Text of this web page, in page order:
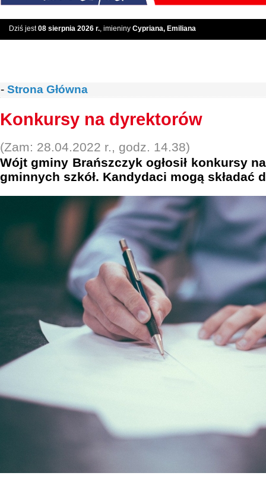
Dziś jest08 sierpnia 2026 r., imieniny Cypriana, Emiliana
- Strona Główna
Konkursy na dyrektorów
(Zam: 28.04.2022 r., godz. 14.38)
Wójt gminy Brańszczyk ogłosił konkursy
gminnych szkół. Kandydaci mogą składać